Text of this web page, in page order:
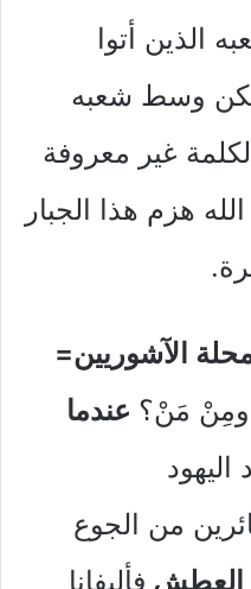
الذين أتوا
وسط شعبه
غير معروفة
هزم هذا الجبار
ومِنْ مَنْ؟ عندما
من الجوع
العطش فأليفانا